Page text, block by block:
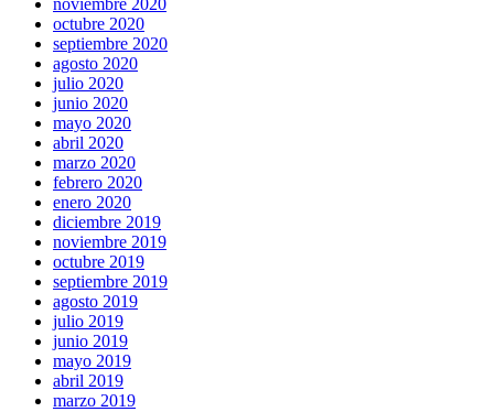
noviembre 2020
octubre 2020
septiembre 2020
agosto 2020
julio 2020
junio 2020
mayo 2020
abril 2020
marzo 2020
febrero 2020
enero 2020
diciembre 2019
noviembre 2019
octubre 2019
septiembre 2019
agosto 2019
julio 2019
junio 2019
mayo 2019
abril 2019
marzo 2019